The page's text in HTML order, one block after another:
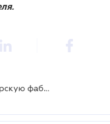
Порошенко открыл новую кондитерскую фабрику